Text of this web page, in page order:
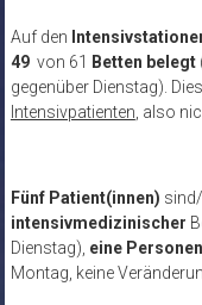
Auf den
49 von 61 Betten belegt
gegenüber Dienstag).
Intensivpatienten , also
Fünf Patient(innen)
intensivmedizinischer
Dienstag), eine
Montag, keine